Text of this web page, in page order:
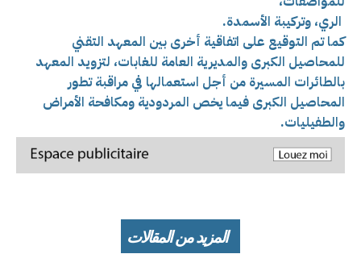
الري، وتركيبة الأسمدة.
كما تم التوقيع على اتفاقية أخرى بين المعهد التقني
للمحاصيل الكبرى والمديرية العامة للغابات، لتزويد المعهد
بالطائرات المسيرة من أجل استعمالها في مراقبة تطور
المحاصيل الكبرى فيما يخص المردودية ومكافحة الأمراض
والطفيليات.
المزيد من المقالات